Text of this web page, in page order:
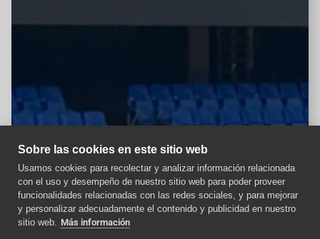
Sobre las cookies en este sitio web
Usamos cookies para recolectar y analizar información relacionada
con el uso y desempeño de nuestro sitio web para poder proveer
funcionalidades relacionadas con las redes sociales, y para mejorar
y personalizar adecuadamente el contenido y publicidad en nuestro
sitio web. Más información
Aviso importante
Como afecta la nueva